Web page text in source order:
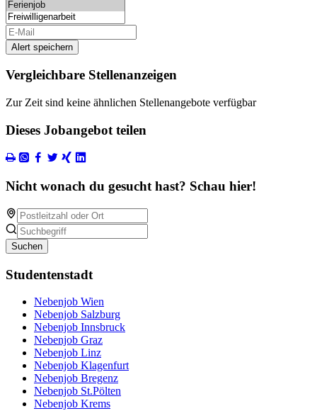
Alert speichern
Vergleichbare Stellenanzeigen
Zur Zeit sind keine ähnlichen Stellenangebote verfügbar
Dieses Jobangebot teilen
Nicht wonach du gesucht hast? Schau hier!
Suchen
Studentenstadt
Nebenjob Wien
Nebenjob Salzburg
Nebenjob Innsbruck
Nebenjob Graz
Nebenjob Linz
Nebenjob Klagenfurt
Nebenjob Bregenz
Nebenjob St.Pölten
Nebenjob Krems